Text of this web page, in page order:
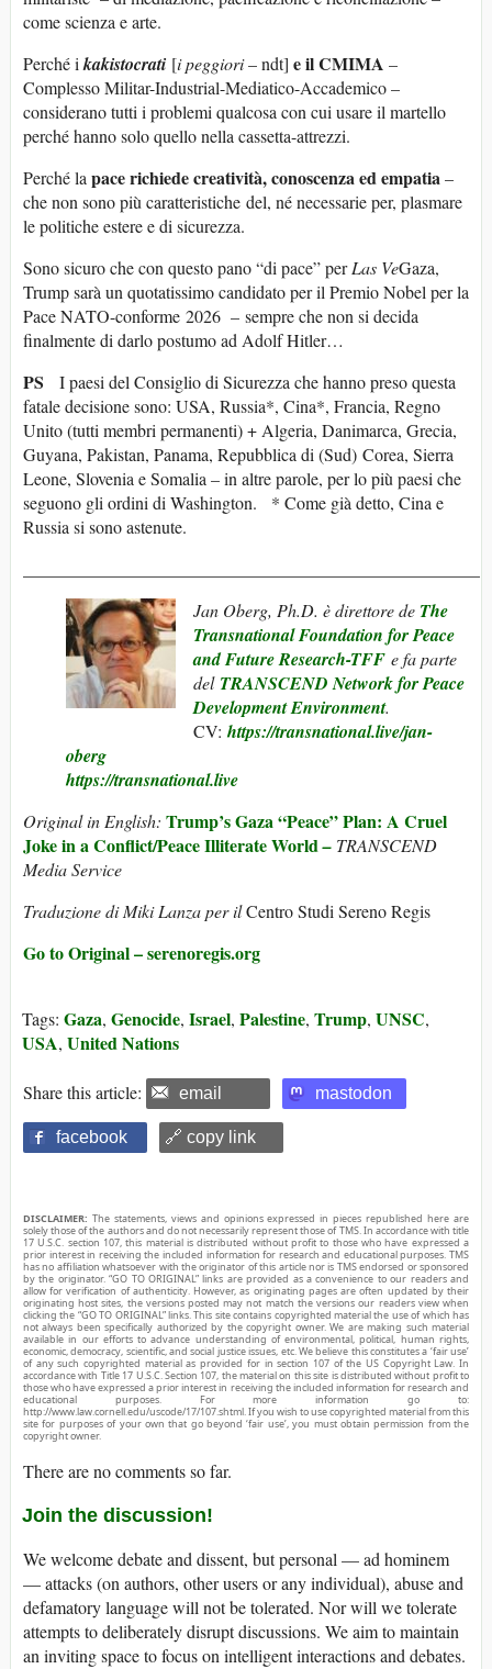
come scienza e arte.
Perché i kakistocrati [i peggiori– ndt] e ilCMIMA –
Complesso Militar-Industrial-Mediatico-Accademico –
considerano tutti i problemi qualcosa con cui usare il martello
perché hanno solo quello nella cassetta-attrezzi.
Perché la pace richiedecreatività, conoscenza edempatia–
che non sono più caratteristiche del, né necessarie per, plasmare
le politiche estere e di sicurezza.
Sono sicuro che con questo pano “di pace” perLas VeGaza,
Trump sarà un quotatissimo candidato per il Premio Nobel per la
Pace NATO-conforme 2026 – sempre che non si decida
finalmente di darlo postumo ad Adolf Hitler…
PS I paesi del Consiglio di Sicurezza che hanno preso questa
fatale decisione sono: USA, Russia*, Cina*, Francia, Regno
Unito (tutti membri permanenti) + Algeria, Danimarca, Grecia,
Guyana, Pakistan, Panama, Repubblica di (Sud) Corea, Sierra
Leone, Slovenia e Somalia – in altre parole, per lo più paesi che
seguono gli ordini di Washington. * Come già detto, Cina e
Russia si sono astenute.
Jan Oberg, Ph.D. è direttore de The
Transnational Foundation for Peace
and Future Research-TFF e fa parte
del TRANSCEND Network for Peace
Development Environment.
CV: https://transnational.live/jan-
oberg
https://transnational.live
Original in English: Trump’s Gaza “Peace” Plan: A Cruel
Joke in a Conflict/Peace Illiterate World– TRANSCEND
Media Service
Traduzione di Miki Lanza per ilCentro Studi Sereno Regis
Go to Original – serenoregis.org
Tags: Gaza, Genocide, Israel, Palestine, Trump, UNSC,
USA, United Nations
Share this article: email mastodon
facebook 🔗 copy link
DISCLAIMER: The statements, views and opinions expressed in pieces republished here are
solely those of the authors and do not necessarily represent those of TMS. In accordance with title
17 U.S.C. section 107, this material is distributed without profit to those who have expressed a
prior interest in receiving the included information for research and educational purposes. TMS
has no affiliation whatsoever with the originator of this article nor is TMS endorsed or sponsored
by the originator. “GO TO ORIGINAL” links are provided as a convenience to our readers and
allow for verification of authenticity. However, as originating pages are often updated by their
originating host sites, the versions posted may not match the versions our readers view when
clicking the “GO TO ORIGINAL” links. This site contains copyrighted material the use of which has
not always been specifically authorized by the copyright owner. We are making such material
available in our efforts to advance understanding of environmental, political, human rights,
economic, democracy, scientific, and social justice issues, etc. We believe this constitutes a ‘fair use’
of any such copyrighted material as provided for in section 107 of the US Copyright Law. In
accordance with Title 17 U.S.C. Section 107, the material on this site is distributed without profit to
those who have expressed a prior interest in receiving the included information for research and
educational purposes. For more information go to:
http://www.law.cornell.edu/uscode/17/107.shtml. If you wish to use copyrighted material from this
site for purposes of your own that go beyond ‘fair use’, you must obtain permission from the
copyright owner.
There are no comments so far.
Join the discussion!
We welcome debate and dissent, but personal — ad hominem
— attacks (on authors, other users or any individual), abuse and
defamatory language will not be tolerated. Nor will we tolerate
attempts to deliberately disrupt discussions. We aim to maintain
an inviting space to focus on intelligent interactions and debates.